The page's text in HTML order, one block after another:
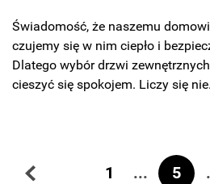
Świadomość, że naszemu
czujemy się w nim ciepło i
Dlatego wybór drzwi
cieszyć się spokojem. Liczy się
1 ... 5